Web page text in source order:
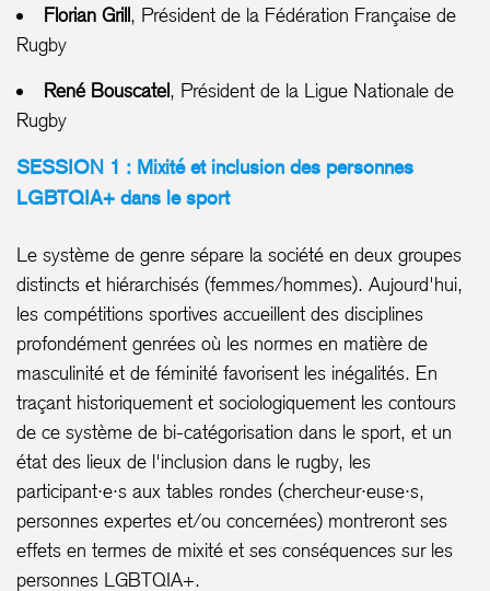
Florian Grill, Président de la Fédération Française de
Rugby
René Bouscatel, Président de la Ligue Nationale de
Rugby
SESSION 1 : Mixité et inclusion des personnes
LGBTQIA+ dans le sport
Le système de genre sépare la société en deux groupes
distincts et hiérarchisés (femmes/hommes). Aujourd'hui,
les compétitions sportives accueillent des disciplines
profondément genrées où les normes en matière de
masculinité et de féminité favorisent les inégalités. En
traçant historiquement et sociologiquement les contours
de ce système de bi-catégorisation dans le sport, et un
état des lieux de l'inclusion dans le rugby, les
participant·e·s aux tables rondes (chercheur·euse·s,
personnes expertes et/ou concernées) montreront ses
effets en termes de mixité et ses conséquences sur les
personnes LGBTQIA+.